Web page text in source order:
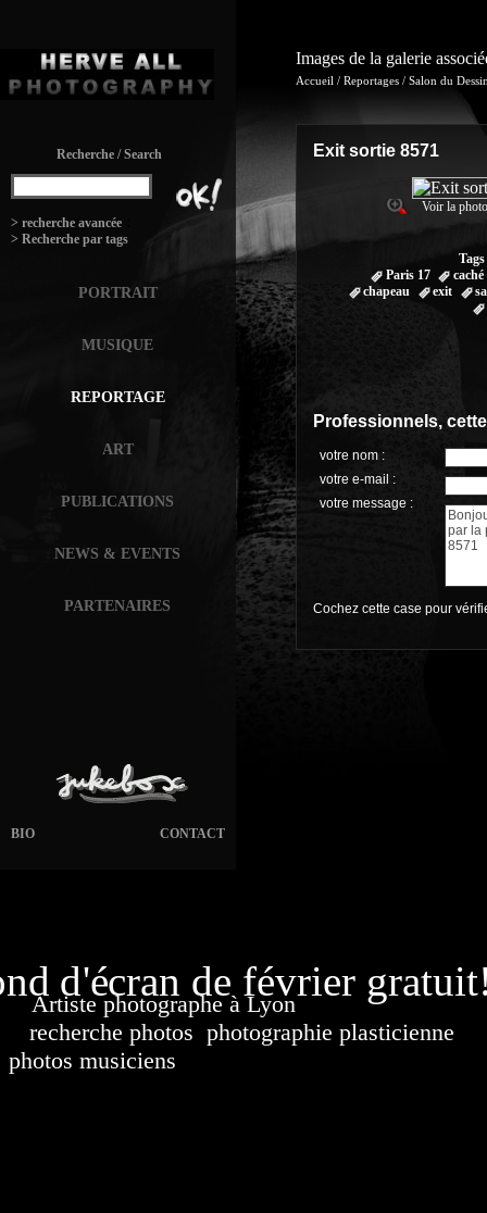
Recherche / Search
> recherche avancée
> Recherche par tags
PORTRAIT
MUSIQUE
REPORTAGE
ART
PUBLICATIONS
NEWS & EVENTS
PARTENAIRES
CONTACT
BIO
Images de la galerie
Accueil / Reportages / Salon du
Exit sortie 8571
Voir la
Paris 17
caché
chapeau
exit
Professionnels,
votre nom :
votre e-mail :
votre message :
Cochez cette case pour
d'écran de février
Artiste photographe à LyonFrance. Banque
recherche photos photographie plasticienne
photos musiciens